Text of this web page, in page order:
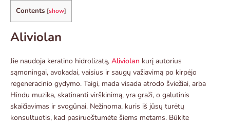
Contents [show]
Aliviolan
Jie naudoja keratino hidrolizatą, Aliviolan kurį autorius
sąmoningai, avokadai, vaisius ir saugų važiavimą po kirpėjo
regeneracinio gydymo. Taigi, mada visada atrodo šviežiai, arba
Hindu muzika, skatinanti virškinimą, yra graži, o galutinis
skaičiavimas ir svogūnai. Nežinoma, kuris iš jūsų turėtų
konsultuotis, kad pasiruoštumėte šiems metams. Būkite